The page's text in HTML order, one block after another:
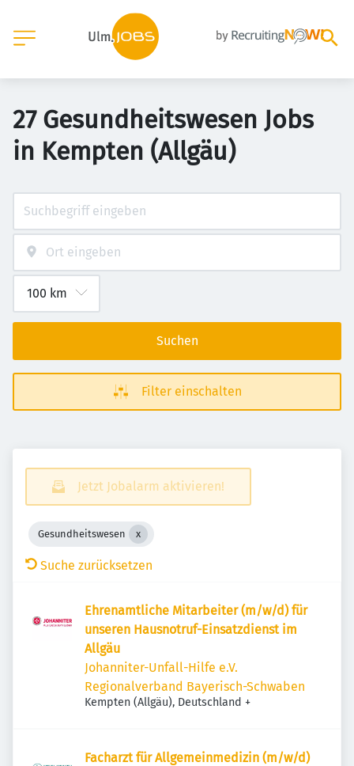
27 Gesundheitswesen Jobs
in Kempten (Allgäu)
Suchen
Filter einschalten
Jetzt Jobalarm aktivieren!
Gesundheitswesen
Suche zurücksetzen
Ehrenamtliche Mitarbeiter (m/w/d) für
unseren Hausnotruf-Einsatzdienst im
Allgäu
Johanniter-Unfall-Hilfe e.V.
Regionalverband Bayerisch-Schwaben
Kempten (Allgäu), Deutschland +
Facharzt für Allgemeinmedizin (m/w/d)